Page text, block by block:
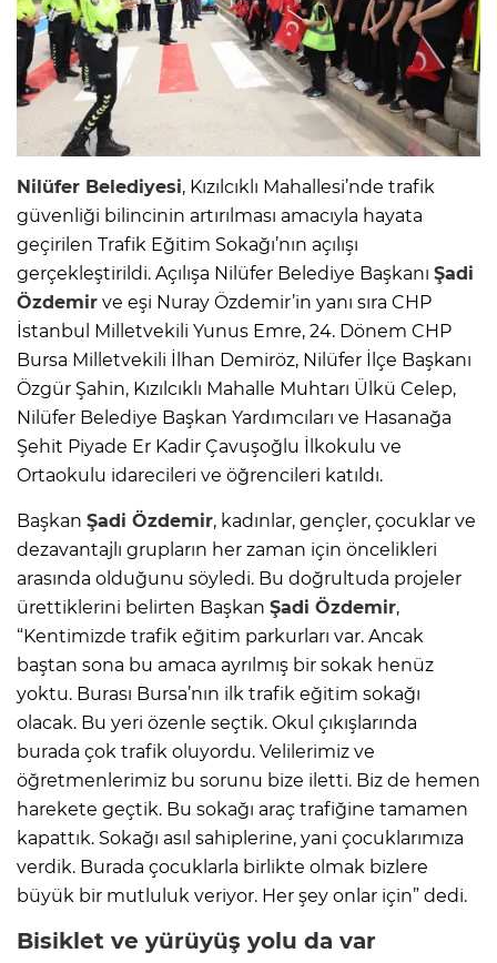
Nilüfer Belediyesi, Kızılcıklı Mahallesi’nde trafik
güvenliği bilincinin artırılması amacıyla hayata
geçirilen Trafik Eğitim Sokağı’nın açılışı
gerçekleştirildi. Açılışa Nilüfer Belediye Başkanı Şadi
Özdemir ve eşi Nuray Özdemir’in yanı sıra CHP
İstanbul Milletvekili Yunus Emre, 24. Dönem CHP
Bursa Milletvekili İlhan Demiröz, Nilüfer İlçe Başkanı
Özgür Şahin, Kızılcıklı Mahalle Muhtarı Ülkü Celep,
Nilüfer Belediye Başkan Yardımcıları ve Hasanağa
Şehit Piyade Er Kadir Çavuşoğlu İlkokulu ve
Ortaokulu idarecileri ve öğrencileri katıldı.
Başkan Şadi Özdemir, kadınlar, gençler, çocuklar ve
dezavantajlı grupların her zaman için öncelikleri
arasında olduğunu söyledi. Bu doğrultuda projeler
ürettiklerini belirten Başkan Şadi Özdemir,
“Kentimizde trafik eğitim parkurları var. Ancak
baştan sona bu amaca ayrılmış bir sokak henüz
yoktu. Burası Bursa’nın ilk trafik eğitim sokağı
olacak. Bu yeri özenle seçtik. Okul çıkışlarında
burada çok trafik oluyordu. Velilerimiz ve
öğretmenlerimiz bu sorunu bize iletti. Biz de hemen
harekete geçtik. Bu sokağı araç trafiğine tamamen
kapattık. Sokağı asıl sahiplerine, yani çocuklarımıza
verdik. Burada çocuklarla birlikte olmak bizlere
büyük bir mutluluk veriyor. Her şey onlar için” dedi.
Bisiklet ve yürüyüş yolu da var